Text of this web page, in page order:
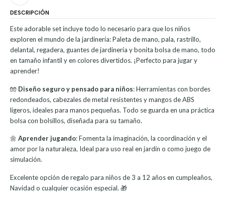
DESCRIPCIÓN
Este adorable set incluye todo lo necesario para que los niños
exploren el mundo de la jardinería: Paleta de mano, pala, rastrillo,
delantal, regadera, guantes de jardinería y bonita bolsa de mano, todo
en tamaño infantil y en colores divertidos. ¡Perfecto para jugar y
aprender!
🧤 Diseño seguro y pensado para niños: Herramientas con bordes
redondeados, cabezales de metal resistentes y mangos de ABS
ligeros, ideales para manos pequeñas. Todo se guarda en una práctica
bolsa con bolsillos, diseñada para su tamaño.
🌼 Aprender jugando: Fomenta la imaginación, la coordinación y el
amor por la naturaleza, Ideal para uso real en jardín o como juego de
simulación.
Excelente opción de regalo para niños de 3 a 12 años en cumpleaños,
Navidad o cualquier ocasión especial. 🎁